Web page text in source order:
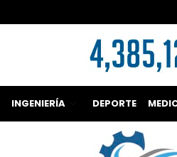
INGENIERÍA DEPORTE